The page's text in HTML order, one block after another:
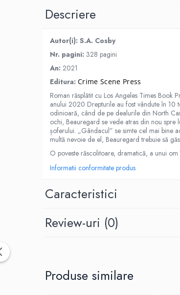
Spiritualitate/Ezoterism
Stiinte/Educatie
Evenimentul Istoric
Descriere
Autor(i): S.A. Cosby
Nr. pagini: 328 pagini
An: 2021
Editura: Crime Scene Press
Roman răsplătit cu Los Angeles Times
anului 2020 Drepturile au fost vândute în 10
odinioară, când de pe dealurile din North
ochi, Beauregard se vede atras din nou
șoferului. „Gândacul” se simte cel mai bine
multă nevoie de el, Beauregard trebuie să
O poveste răscolitoare, dramatică, a unui
Informatii conformitate produs
Caracteristici
Review-uri (0)
Produse similare